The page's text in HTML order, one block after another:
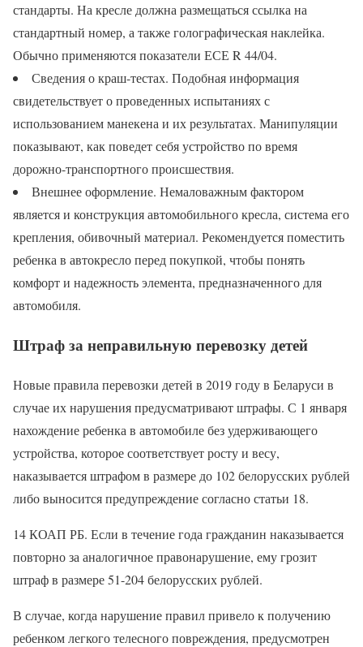
стандарты. На кресле должна размещаться ссылка на
стандартный номер, а также голографическая наклейка.
Обычно применяются показатели ЕСЕ R 44/04.
Сведения о краш-тестах. Подобная информация
свидетельствует о проведенных испытаниях с
использованием манекена и их результатах. Манипуляции
показывают, как поведет себя устройство по время
дорожно-транспортного происшествия.
Внешнее оформление. Немаловажным фактором
является и конструкция автомобильного кресла, система его
крепления, обивочный материал. Рекомендуется поместить
ребенка в автокресло перед покупкой, чтобы понять
комфорт и надежность элемента, предназначенного для
автомобиля.
Штраф за неправильную перевозку детей
Новые правила перевозки детей в 2019 году в Беларуси в
случае их нарушения предусматривают штрафы. С 1 января
нахождение ребенка в автомобиле без удерживающего
устройства, которое соответствует росту и весу,
наказывается штрафом в размере до 102 белорусских рублей
либо выносится предупреждение согласно статьи 18.
14 КОАП РБ. Если в течение года гражданин наказывается
повторно за аналогичное правонарушение, ему грозит
штраф в размере 51-204 белорусских рублей.
В случае, когда нарушение правил привело к получению
ребенком легкого телесного повреждения, предусмотрен